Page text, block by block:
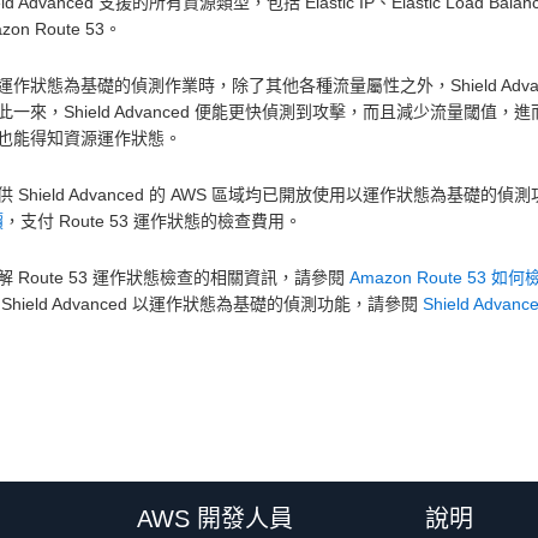
Route 53。
作狀態為基礎的偵測作業時，除了其他各種流量屬性之外，Shield
一來，Shield Advanced 便能更快偵測到攻擊，而且減少流量閾值，
能得知資源運作狀態。
Shield Advanced 的 AWS 區域均已開放使用以運作狀態為基礎的偵
，支付 Route 53 運作狀態的檢查費用。
Route 53 運作狀態檢查的相關資訊，請參閱 Amazon Route 53 如何
Advanced 以運作狀態為基礎的偵測功能，請參閱 Shield
AWS 開發人員 說明